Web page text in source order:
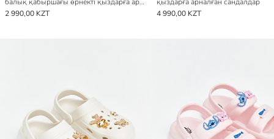
2 990,00 KZT
4 990,00 KZT